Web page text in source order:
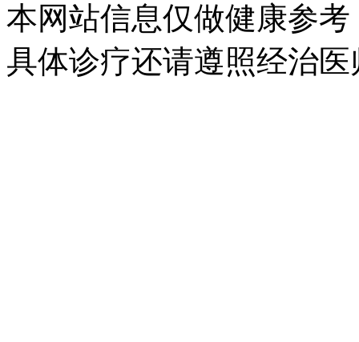
本网站信息仅做健康参
具体诊疗还请遵照经治医